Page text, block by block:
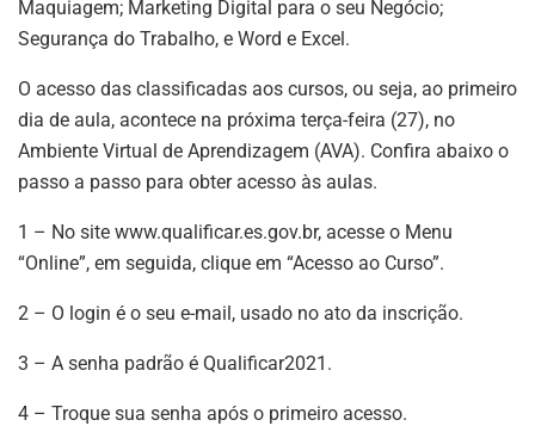
Maquiagem; Marketing Digital para o seu Negócio;
Segurança do Trabalho, e Word e Excel.
O acesso das classificadas aos cursos, ou seja, ao primeiro
dia de aula, acontece na próxima terça-feira (27), no
Ambiente Virtual de Aprendizagem (AVA). Confira abaixo o
passo a passo para obter acesso às aulas.
1 – No site www.qualificar.es.gov.br, acesse o Menu
“Online”, em seguida, clique em “Acesso ao Curso”.
2 – O login é o seu e-mail, usado no ato da inscrição.
3 – A senha padrão é Qualificar2021.
4 – Troque sua senha após o primeiro acesso.